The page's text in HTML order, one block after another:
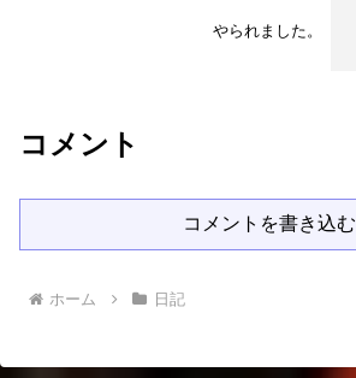
やられました。
コメント
コメントを書き込む
ホーム 日記